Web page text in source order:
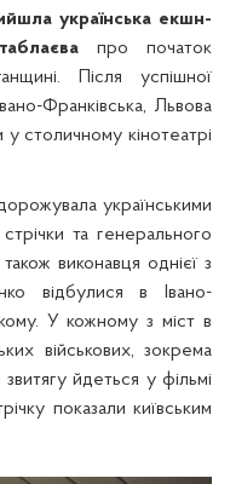
українська екшн-
про початок
Після успішної
Франківська, Львова
столичному кінотеатрі
українськими
та генерального
виконавця однієї з
відбулися в Івано-
У кожному з міст в
військових, зокрема
йдеться у фільмі
показали київським